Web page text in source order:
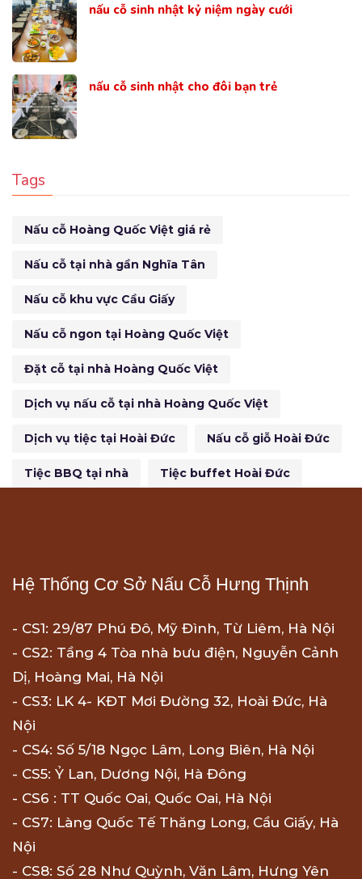
nấu cỗ sinh nhật kỷ niệm ngày cưới
nấu cỗ sinh nhật cho đôi bạn trẻ
Tags
Nấu cỗ Hoàng Quốc Việt giá rẻ
Nấu cỗ tại nhà gần Nghĩa Tân
Nấu cỗ khu vực Cầu Giấy
Nấu cỗ ngon tại Hoàng Quốc Việt
Đặt cỗ tại nhà Hoàng Quốc Việt
Dịch vụ nấu cỗ tại nhà Hoàng Quốc Việt
Dịch vụ tiệc tại Hoài Đức Nấu cỗ giỗ Hoài Đức
Tiệc BBQ tại nhà Tiệc buffet Hoài Đức
Hệ Thống Cơ Sở Nấu Cỗ Hưng Thịnh
- CS1: 29/87 Phú Đô, Mỹ Đình, Từ Liêm, Hà Nội
- CS2: Tầng 4 Tòa nhà bưu điện, Nguyễn Cảnh
Dị, Hoàng Mai, Hà Nội
- CS3: LK 4- KĐT Mơi Đường 32, Hoài Đức, Hà
Nội
- CS4: Số 5/18 Ngọc Lâm, Long Biên, Hà Nội
- CS5: Ỷ Lan, Dương Nội, Hà Đông
- CS6 : TT Quốc Oai, Quốc Oai, Hà Nội
- CS7: Làng Quốc Tế Thăng Long, Cầu Giấy, Hà
Nội
- CS8: Số 28 Như Quỳnh, Văn Lâm, Hưng Yên